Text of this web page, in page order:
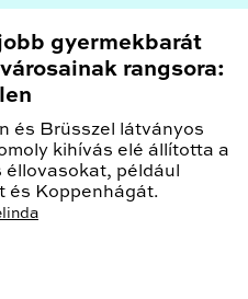
gyermekbarát
rangsora:
és Brüsszel látványos
kihívás elé állította a
éllovasokat, például
és Koppenhágát.